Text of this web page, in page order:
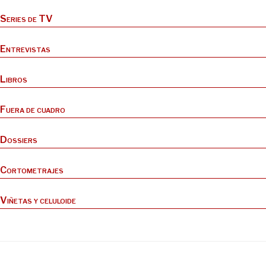
Series de TV
Entrevistas
Libros
Fuera de cuadro
Dossiers
Cortometrajes
Viñetas y celuloide